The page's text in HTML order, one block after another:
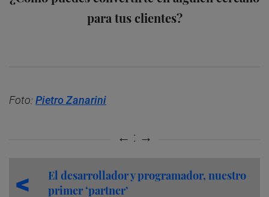
para tus clientes?
Foto: Pietro Zanarini
El desarrollador y programador, nuestro
primer ‘partner’